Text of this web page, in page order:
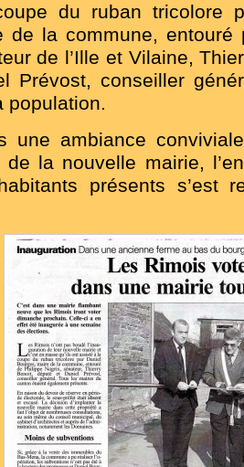
du ruban tricolore
de la commune, entouré
de l’Ille et Vilaine,
Prévost, conseiller
population.
une ambiance
de la nouvelle mairie,
présents s’est